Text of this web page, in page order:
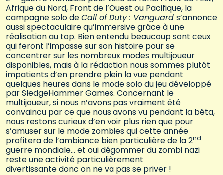
Afrique du Nord, Front de l’Ouest ou Pacifique, la
campagne solo deCall of Duty : Vanguard s’annonce
aussi spectaculaire qu’immersive grâce à une
réalisation au top. Bien entendu beaucoup sont ceux
qui feront l’impasse sur son histoire pour se
concentrer sur les nombreux modes multijoueur
disponibles, mais à la rédaction nous sommes plutôt
impatients d’en prendre plein la vue pendant
quelques heures dans le mode solo du jeu développé
par SledgeHammer Games. Concernant le
multijoueur, si nous n’avons pas vraiment été
convaincu par ce que nous avons vu pendant la bêta,
nous restons curieux d’en voir plus rien que pour
s’amuser sur le mode zombies qui cette année
profitera de l’ambiance bien particulière de la 2nd
guerre mondiale… et oui dégommer du zombi nazi
reste une activité particulièrement
divertissante donc on ne va pas se priver !